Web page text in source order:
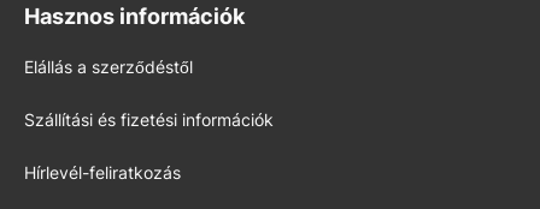
Hasznos információk
Elállás a szerződéstől
Szállítási és fizetési információk
Hírlevél-feliratkozás